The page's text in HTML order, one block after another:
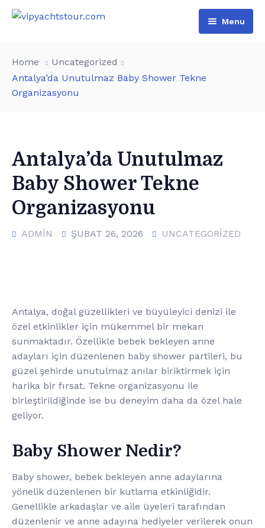
Menu
All Boats
VIP Rental
Special Day Events
List of water sports
Pages
Additional services
Türkçe
English
Home
Uncategorized
Antalya’da Unutulmaz Baby Shower Tekne
Organizasyonu
Antalya’da Unutulmaz
Baby Shower Tekne
Organizasyonu
ADMIN ŞUBAT 26, 2026 UNCATEGORIZED
Antalya, doğal güzellikleri ve büyüleyici denizi ile
özel etkinlikler için mükemmel bir mekan
sunmaktadır. Özellikle bebek bekleyen anne
adayları için düzenlenen baby shower partileri, bu
güzel şehirde unutulmaz anılar biriktirmek için
harika bir fırsat. Tekne organizasyonu ile
birleştirildiğinde ise bu deneyim daha da özel hale
geliyor.
Baby Shower Nedir?
Baby shower, bebek bekleyen anne adaylarına
yönelik düzenlenen bir kutlama etkinliğidir.
Genellikle arkadaşlar ve aile üyeleri tarafından
düzenlenir ve anne adayına hediyeler verilerek onun